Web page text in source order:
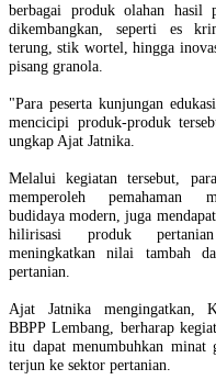
berbagai produk olahan hasil
dikembangkan, seperti es
terung, stik wortel, hingga
pisang granola.
"Para peserta kunjungan
mencicipi produk-produk
ungkap Ajat Jatnika.
Melalui kegiatan tersebut,
memperoleh pemahaman
budidaya modern, juga
hilirisasi produk
meningkatkan nilai tambah
pertanian.
Ajat Jatnika mengingatkan,
BBPP Lembang, berharap
itu dapat menumbuhkan minat
terjun ke sektor pertanian.